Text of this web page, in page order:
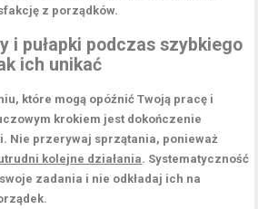
z porządków.
i pułapki podczas szybkiego
ich unikać
, które mogą opóźnić Twoją pracę i
krokiem jest dokończenie
Nie przerywaj sprzątania, ponieważ
kolejne działania. Systematyczność
zadania i nie odkładaj ich na